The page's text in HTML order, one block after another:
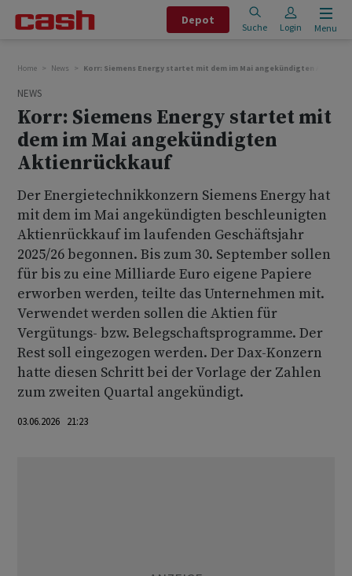
Depot
Suche Login Menu
Home News Korr: Siemens Energy startet mit dem im Mai angekündigten
NEWS
Korr: Siemens Energy startet mit
dem im Mai angekündigten
Aktienrückkauf
Der Energietechnikkonzern Siemens Energy hat
mit dem im Mai angekündigten beschleunigten
Aktienrückkauf im laufenden Geschäftsjahr
2025/26 begonnen. Bis zum 30. September sollen
für bis zu eine Milliarde Euro eigene Papiere
erworben werden, teilte das Unternehmen mit.
Verwendet werden sollen die Aktien für
Vergütungs- bzw. Belegschaftsprogramme. Der
Rest soll eingezogen werden. Der Dax-Konzern
hatte diesen Schritt bei der Vorlage der Zahlen
zum zweiten Quartal angekündigt.
03.06.2026 21:23